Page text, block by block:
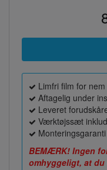
Limfri film for
Aftagelig under
Leveret
Værktøjssæt
BEMÆRK! Ingen
omhyggeligt, at